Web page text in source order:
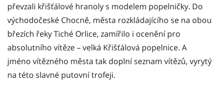
převzali křišťálové hranoly s modelem popelničky. Do
východočeské Chocně, města rozkládajícího se na obou
březích řeky Tiché Orlice, zamířilo i ocenění pro
absolutního vítěze – velká Křišťálová popelnice. A
jméno vítězného města tak doplní seznam vítězů, vyrytý
na této slavné putovní trofeji.